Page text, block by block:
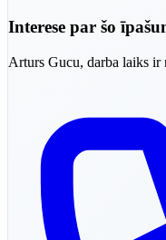
Interese par šo
Arturs Gucu, darba laiks ir